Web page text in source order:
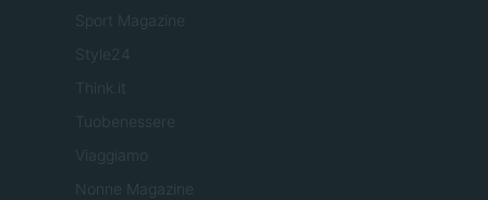
Sport Magazine
Style24
Think.it
Tuobenessere
Viaggiamo
Nonne Magazine